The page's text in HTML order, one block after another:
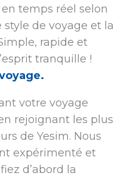
temps réel selon
de voyage et la
rapide et
tranquille !
votre voyage
rejoignant les plus
de Yesim. Nous
expérimenté et
d’abord la